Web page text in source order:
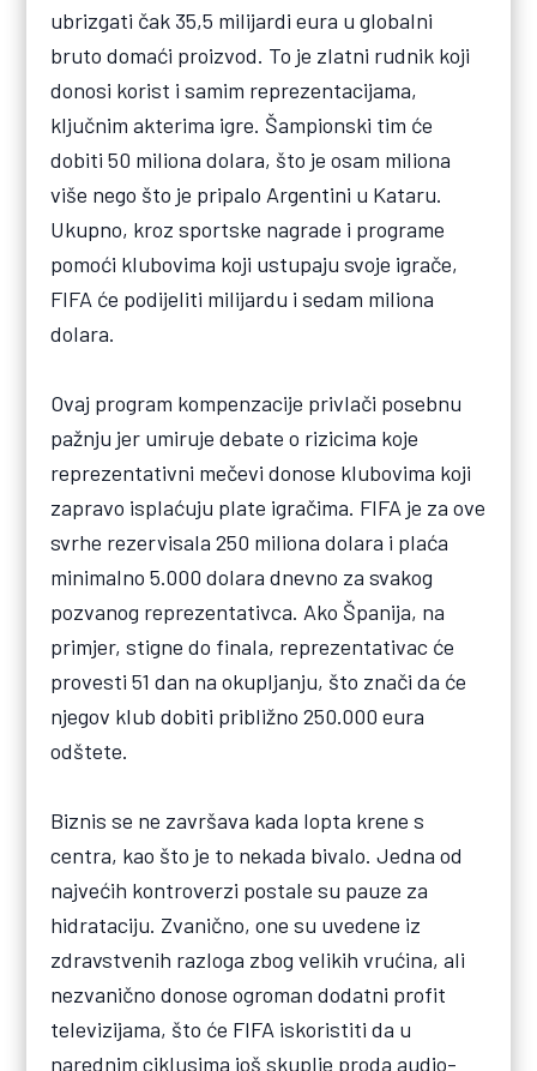
ubrizgati čak 35,5 milijardi eura u globalni
bruto domaći proizvod. To je zlatni rudnik koji
donosi korist i samim reprezentacijama,
ključnim akterima igre. Šampionski tim će
dobiti 50 miliona dolara, što je osam miliona
više nego što je pripalo Argentini u Kataru.
Ukupno, kroz sportske nagrade i programe
pomoći klubovima koji ustupaju svoje igrače,
FIFA će podijeliti milijardu i sedam miliona
dolara.
Ovaj program kompenzacije privlači posebnu
pažnju jer umiruje debate o rizicima koje
reprezentativni mečevi donose klubovima koji
zapravo isplaćuju plate igračima. FIFA je za ove
svrhe rezervisala 250 miliona dolara i plaća
minimalno 5.000 dolara dnevno za svakog
pozvanog reprezentativca. Ako Španija, na
primjer, stigne do finala, reprezentativac će
provesti 51 dan na okupljanju, što znači da će
njegov klub dobiti približno 250.000 eura
odštete.
Biznis se ne završava kada lopta krene s
centra, kao što je to nekada bivalo. Jedna od
najvećih kontroverzi postale su pauze za
hidrataciju. Zvanično, one su uvedene iz
zdravstvenih razloga zbog velikih vrućina, ali
nezvanično donose ogroman dodatni profit
televizijama, što će FIFA iskoristiti da u
narednim ciklusima još skuplje proda audio-